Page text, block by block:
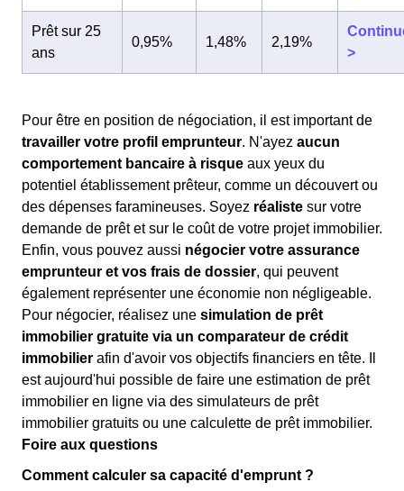
Prêt sur 25
ans
0,95% 1,48% 2,19%
>
Pour être en position de négociation, il est important de
travailler votre profil emprunteur. N'ayez aucun
comportement bancaire à risque aux yeux du
potentiel établissement prêteur, comme un découvert ou
des dépenses faramineuses. Soyez réaliste sur votre
demande de prêt et sur le coût de votre projet immobilier.
Enfin, vous pouvez aussi négocier votre assurance
emprunteur et vos frais de dossier, qui peuvent
également représenter une économie non négligeable.
Pour négocier, réalisez une simulation de prêt
immobilier gratuite via un comparateur de crédit
immobilier afin d'avoir vos objectifs financiers en tête. Il
est aujourd'hui possible de faire une estimation de prêt
immobilier en ligne via des simulateurs de prêt
immobilier gratuits ou une calculette de prêt immobilier.
Foire aux questions
Comment calculer sa capacité d'emprunt ?